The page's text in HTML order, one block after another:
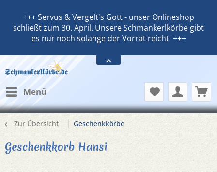
+++ Servus & Vergelt's Gott - unser Onlineshop
schließt zum 30. April. Unsere Schmankerlkörbe gibt
es nur noch solange der Vorrat reicht. +++
Menü
Zur Übersicht Geschenkkörbe
Geschenkkorb Hansi